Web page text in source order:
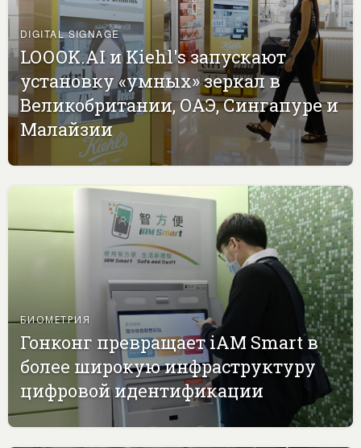
DIGITAL SIGNAGE
LOOOK.AI и Kiehl's запускают
установку «умных» зеркал в
Великобритании, ОАЭ, Сингапуре и
Малайзии
БИОМЕТРИЯ
Гонконг превращает iAM Smart в
более широкую инфраструктуру
цифровой идентификации